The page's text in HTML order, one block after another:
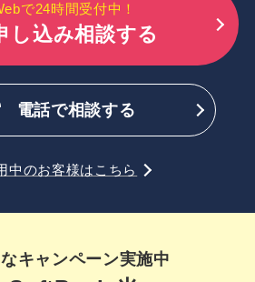
で24時間受付中！
し込み相談する
電話で相談する
中のお客様はこちら
キャンペーン実施中